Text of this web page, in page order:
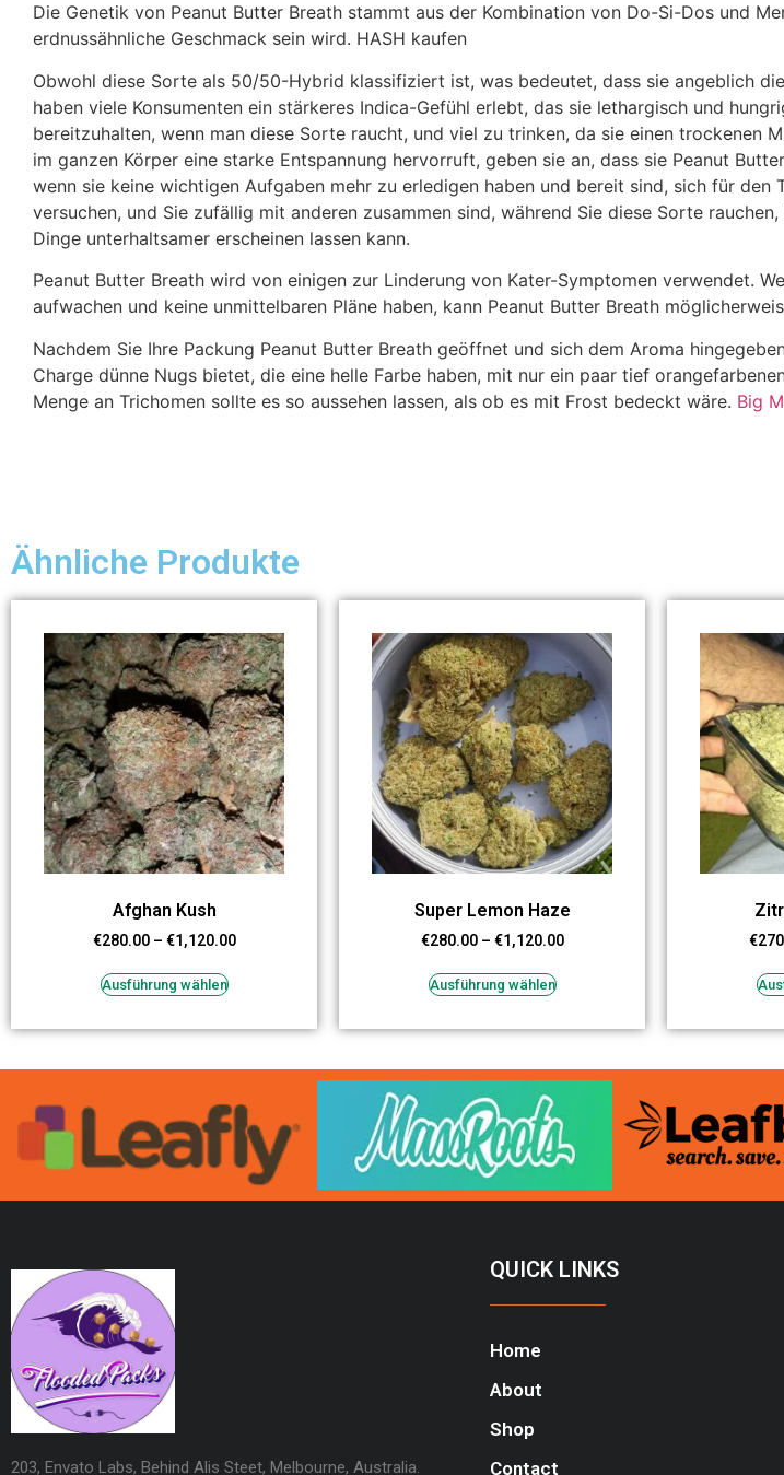
Die Genetik von Peanut Butter Breath stammt aus der Kombination von Do-Si-Dos und
erdnussähnliche Geschmack sein wird. HASH kaufen
Obwohl diese Sorte als 50/50-Hybrid klassifiziert ist, was bedeutet, dass sie angeblich
haben viele Konsumenten ein stärkeres Indica-Gefühl erlebt, das sie lethargisch und
bereitzuhalten, wenn man diese Sorte raucht, und viel zu trinken, da sie einen trockenen
im ganzen Körper eine starke Entspannung hervorruft, geben sie an, dass sie Peanut
wenn sie keine wichtigen Aufgaben mehr zu erledigen haben und bereit sind, sich für den
versuchen, und Sie zufällig mit anderen zusammen sind, während Sie diese Sorte
Dinge unterhaltsamer erscheinen lassen kann.
Peanut Butter Breath wird von einigen zur Linderung von Kater-Symptomen verwendet.
aufwachen und keine unmittelbaren Pläne haben, kann Peanut Butter Breath
Nachdem Sie Ihre Packung Peanut Butter Breath geöffnet und sich dem Aroma
Charge dünne Nugs bietet, die eine helle Farbe haben, mit nur ein paar tief
Menge an Trichomen sollte es so aussehen lassen, als ob es mit Frost bedeckt wäre. Big
Ähnliche Produkte
Afghan Kush
€280.00 – €1,120.00
Ausführung wählen
Super Lemon Haze
€280.00 – €1,120.00
Ausführung wählen
€
203, Envato Labs, Behind Alis Steet, Melbourne, Australia.
QUICK LINKS
Home
About
Shop
Contact